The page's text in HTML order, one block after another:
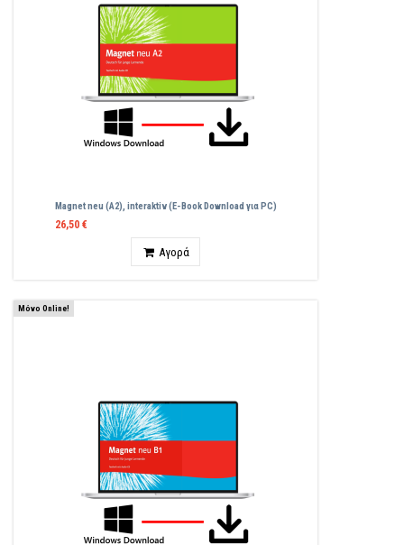
Magnet neu (A2), interaktiv (E-Book Download για PC)
26,50 €
Αγορά
Μόνο Online!